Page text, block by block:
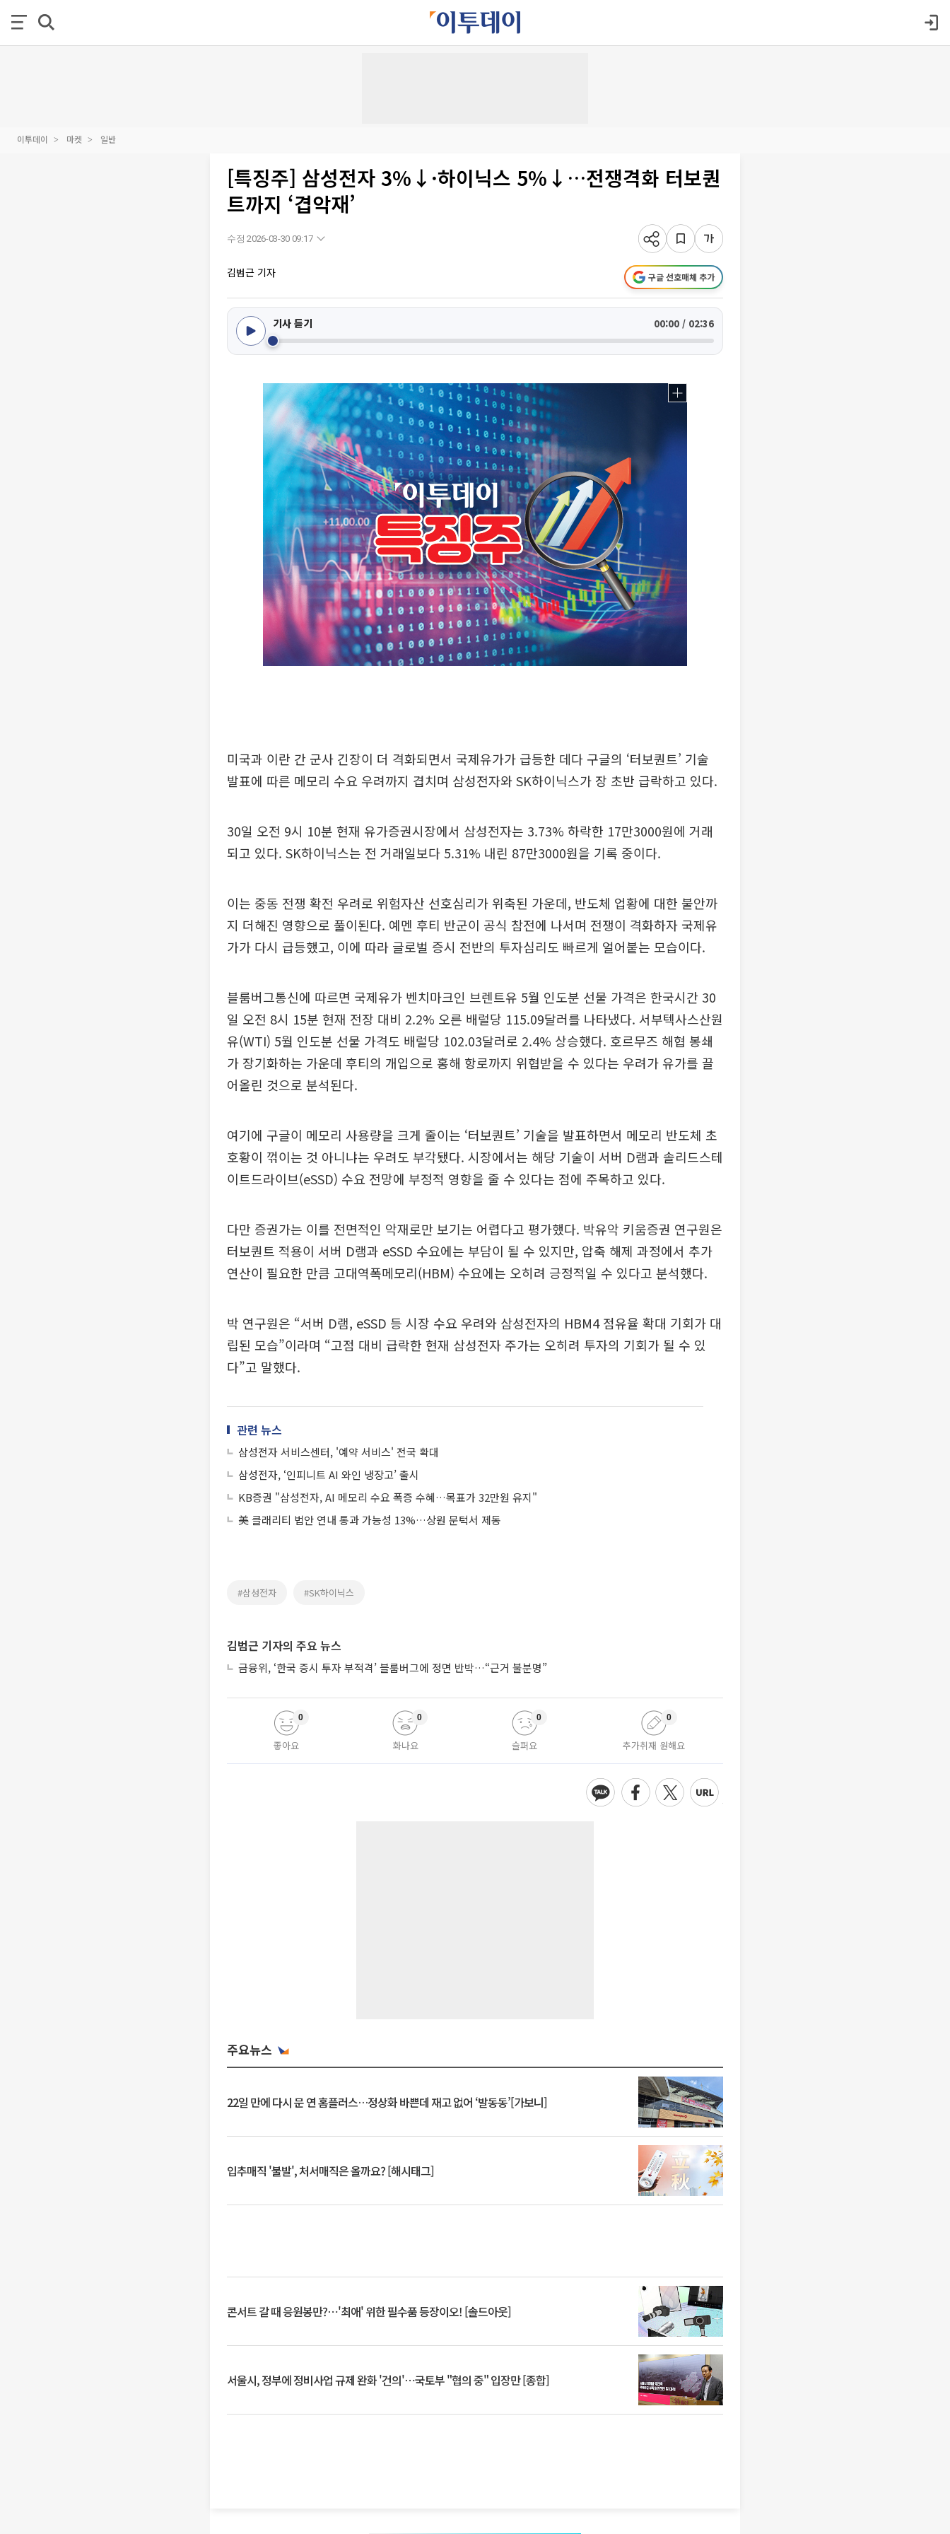
이투데이 마켓 일반
[특징주] 삼성전자 3%↓·하이닉스 5%↓…전쟁격화 터보퀀
트까지 ‘겹악재’
수정 2026-03-30 09:17
김범근 기자 구글 선호매체 추가
기사 듣기 00:00 / 02:36
미국과 이란 간 군사 긴장이 더 격화되면서 국제유가가 급등한 데다 구글의 ‘터보퀀트’ 기술
발표에 따른 메모리 수요 우려까지 겹치며 삼성전자와 SK하이닉스가 장 초반 급락하고 있다.
30일 오전 9시 10분 현재 유가증권시장에서 삼성전자는 3.73% 하락한 17만3000원에 거래
되고 있다. SK하이닉스는 전 거래일보다 5.31% 내린 87만3000원을 기록 중이다.
이는 중동 전쟁 확전 우려로 위험자산 선호심리가 위축된 가운데, 반도체 업황에 대한 불안까
지 더해진 영향으로 풀이된다. 예멘 후티 반군이 공식 참전에 나서며 전쟁이 격화하자 국제유
가가 다시 급등했고, 이에 따라 글로벌 증시 전반의 투자심리도 빠르게 얼어붙는 모습이다.
블룸버그통신에 따르면 국제유가 벤치마크인 브렌트유 5월 인도분 선물 가격은 한국시간 30
일 오전 8시 15분 현재 전장 대비 2.2% 오른 배럴당 115.09달러를 나타냈다. 서부텍사스산원
유(WTI) 5월 인도분 선물 가격도 배럴당 102.03달러로 2.4% 상승했다. 호르무즈 해협 봉쇄
가 장기화하는 가운데 후티의 개입으로 홍해 항로까지 위협받을 수 있다는 우려가 유가를 끌
어올린 것으로 분석된다.
여기에 구글이 메모리 사용량을 크게 줄이는 ‘터보퀀트’ 기술을 발표하면서 메모리 반도체 초
호황이 꺾이는 것 아니냐는 우려도 부각됐다. 시장에서는 해당 기술이 서버 D램과 솔리드스테
이트드라이브(eSSD) 수요 전망에 부정적 영향을 줄 수 있다는 점에 주목하고 있다.
다만 증권가는 이를 전면적인 악재로만 보기는 어렵다고 평가했다. 박유악 키움증권 연구원은
터보퀀트 적용이 서버 D램과 eSSD 수요에는 부담이 될 수 있지만, 압축 해제 과정에서 추가
연산이 필요한 만큼 고대역폭메모리(HBM) 수요에는 오히려 긍정적일 수 있다고 분석했다.
박 연구원은 “서버 D램, eSSD 등 시장 수요 우려와 삼성전자의 HBM4 점유율 확대 기회가 대
립된 모습”이라며 “고점 대비 급락한 현재 삼성전자 주가는 오히려 투자의 기회가 될 수 있
다”고 말했다.
관련 뉴스
삼성전자 서비스센터, '예약 서비스' 전국 확대
삼성전자, ‘인피니트 AI 와인 냉장고’ 출시
KB증권 "삼성전자, AI 메모리 수요 폭증 수혜…목표가 32만원 유지"
美 클래리티 법안 연내 통과 가능성 13%…상원 문턱서 제동
#삼성전자 #SK하이닉스
김범근 기자의 주요 뉴스
금융위, ‘한국 증시 투자 부적격’ 블룸버그에 정면 반박…“근거 불분명”
좋아요
0
화나요
0
슬퍼요
0
추가취재 원해요
0
주요뉴스
22일 만에 다시 문 연 홈플러스…정상화 바쁜데 재고 없어 ‘발동동’[가보니]
입추매직 '불발', 처서매직은 올까요? [해시태그]
콘서트 갈 때 응원봉만?⋯'최애' 위한 필수품 등장이오! [솔드아웃]
서울시, 정부에 정비사업 규제 완화 '건의'⋯국토부 "협의 중" 입장만 [종합]